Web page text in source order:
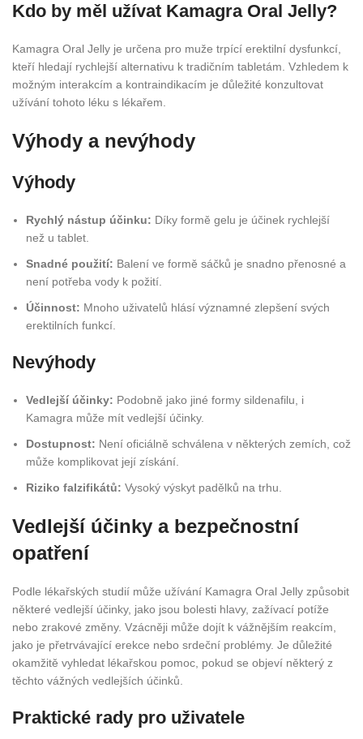
Kdo by měl užívat Kamagra Oral Jelly?
Kamagra Oral Jelly je určena pro muže trpící erektilní dysfunkcí,
kteří hledají rychlejší alternativu k tradičním tabletám. Vzhledem k
možným interakcím a kontraindikacím je důležité konzultovat
užívání tohoto léku s lékařem.
Výhody a nevýhody
Výhody
Rychlý nástup účinku: Díky formě gelu je účinek rychlejší
než u tablet.
Snadné použití: Balení ve formě sáčků je snadno přenosné a
není potřeba vody k požití.
Účinnost: Mnoho uživatelů hlásí významné zlepšení svých
erektilních funkcí.
Nevýhody
Vedlejší účinky: Podobně jako jiné formy sildenafilu, i
Kamagra může mít vedlejší účinky.
Dostupnost: Není oficiálně schválena v některých zemích, což
může komplikovat její získání.
Riziko falzifikátů: Vysoký výskyt padělků na trhu.
Vedlejší účinky a bezpečnostní
opatření
Podle lékařských studií může užívání Kamagra Oral Jelly způsobit
některé vedlejší účinky, jako jsou bolesti hlavy, zažívací potíže
nebo zrakové změny. Vzácněji může dojít k vážnějším reakcím,
jako je přetrvávající erekce nebo srdeční problémy. Je důležité
okamžitě vyhledat lékařskou pomoc, pokud se objeví některý z
těchto vážných vedlejších účinků.
Praktické rady pro uživatele